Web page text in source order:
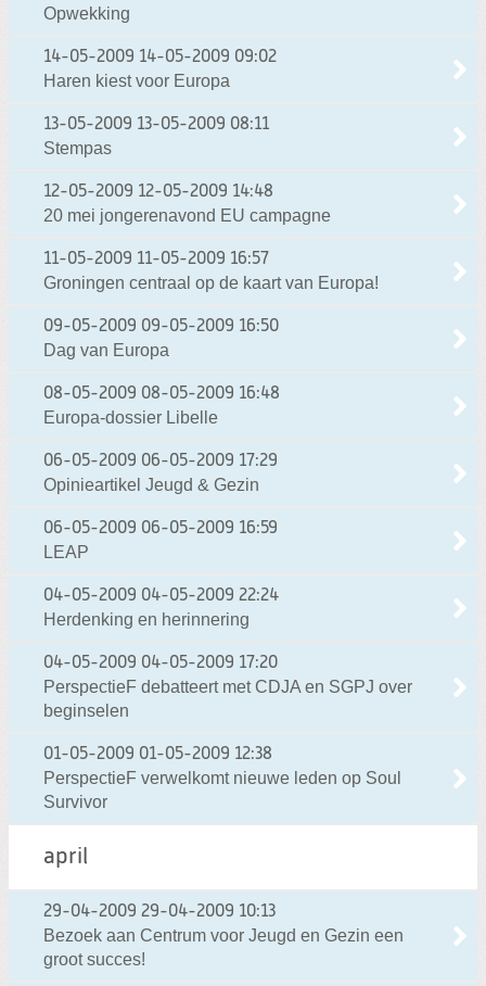
Opwekking
14-05-2009 14-05-2009 09:02
Haren kiest voor Europa
13-05-2009 13-05-2009 08:11
Stempas
12-05-2009 12-05-2009 14:48
20 mei jongerenavond EU campagne
11-05-2009 11-05-2009 16:57
Groningen centraal op de kaart van Europa!
09-05-2009 09-05-2009 16:50
Dag van Europa
08-05-2009 08-05-2009 16:48
Europa-dossier Libelle
06-05-2009 06-05-2009 17:29
Opinieartikel Jeugd & Gezin
06-05-2009 06-05-2009 16:59
LEAP
04-05-2009 04-05-2009 22:24
Herdenking en herinnering
04-05-2009 04-05-2009 17:20
PerspectieF debatteert met CDJA en SGPJ over
beginselen
01-05-2009 01-05-2009 12:38
PerspectieF verwelkomt nieuwe leden op Soul
Survivor
april
29-04-2009 29-04-2009 10:13
Bezoek aan Centrum voor Jeugd en Gezin een
groot succes!